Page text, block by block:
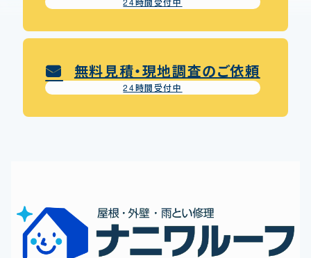
無料見積・現地調査のご依頼
24時間受付中